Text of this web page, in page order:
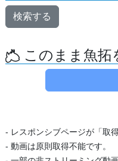
検索する
このまま魚拓
- レスポンシブページが「取
- 動画は原則取得不能です。